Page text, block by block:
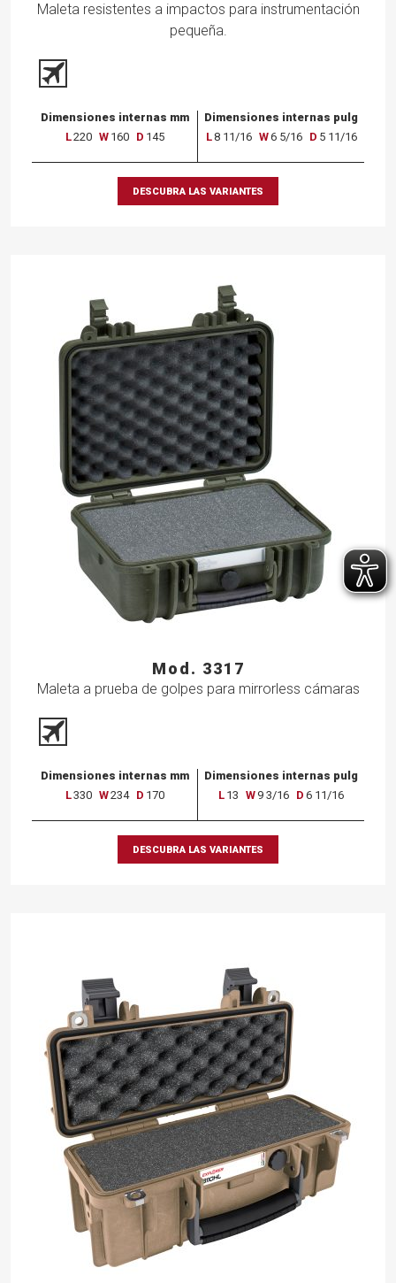
Maleta resistentes a impactos para instrumentación
pequeña.
Dimensiones internas mm
L220 W 160 D 145
Dimensiones internas pulg
L8 11/16 W6 5/16 D 5 11/16
DESCUBRA LAS VARIANTES
Mod. 3317
Maleta a prueba de golpes para mirrorless cámaras
Dimensiones internas mm
L330 W234 D 170
Dimensiones internas pulg
L 13 W 9 3/16 D 6 11/16
DESCUBRA LAS VARIANTES